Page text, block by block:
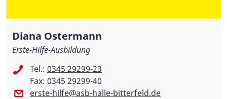
Diana Ostermann
Erste-Hilfe-Ausbildung
Tel.: 0345 29299-23
Fax: 0345 29299-40
erste-hilfe@asb-halle-bitterfeld.de